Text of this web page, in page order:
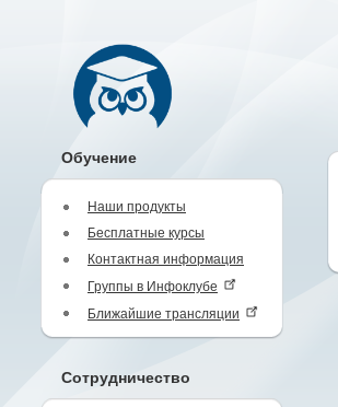
Обучение
Наши продукты
Бесплатные курсы
Контактная информация
Группы в Инфоклубе
Ближайшие трансляции
Сотрудничество